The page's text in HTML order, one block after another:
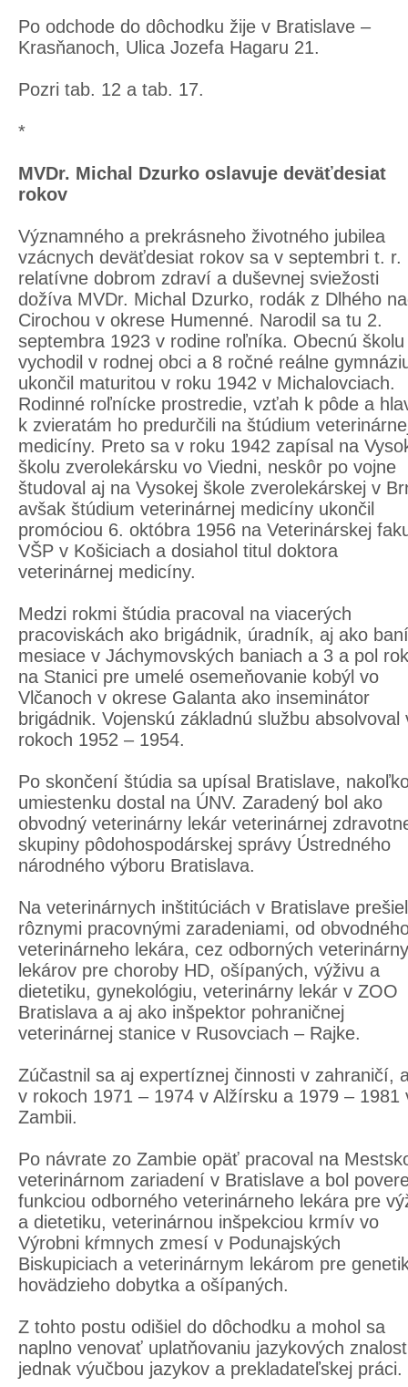
Po odchode do dôchodku žije v Bratislave –
Krasňanoch, Ulica Jozefa Hagaru 21.
Pozri tab. 12 a tab. 17.
*
MVDr. Michal Dzurko oslavuje deväťdesiat
rokov
Významného a prekrásneho životného jubilea
vzácnych deväťdesiat rokov sa v septembri t. r.
relatívne dobrom zdraví a duševnej sviežosti
dožíva MVDr. Michal Dzurko, rodák z Dlhého
Cirochou v okrese Humenné. Narodil sa tu 2.
septembra 1923 v rodine roľníka. Obecnú školu
vychodil v rodnej obci a 8 ročné reálne
ukončil maturitou v roku 1942 v Michalovciach.
Rodinné roľnícke prostredie, vzťah k pôde a
k zvieratám ho predurčili na štúdium
medicíny. Preto sa v roku 1942 zapísal na
školu zverolekársku vo Viedni, neskôr po vojne
študoval aj na Vysokej škole zverolekárskej v
avšak štúdium veterinárnej medicíny ukončil
promóciou 6. októbra 1956 na Veterinárskej
VŠP v Košiciach a dosiahol titul doktora
veterinárnej medicíny.
Medzi rokmi štúdia pracoval na viacerých
pracoviskách ako brigádnik, úradník, aj ako
mesiace v Jáchymovských baniach a 3 a pol
na Stanici pre umelé osemeňovanie kobýl vo
Vlčanoch v okrese Galanta ako inseminátor
brigádnik. Vojenskú základnú službu absolvoval
rokoch 1952 – 1954.
Po skončení štúdia sa upísal Bratislave,
umiestenku dostal na ÚNV. Zaradený bol ako
obvodný veterinárny lekár veterinárnej
skupiny pôdohospodárskej správy Ústredného
národného výboru Bratislava.
Na veterinárnych inštitúciách v Bratislave prešiel
rôznymi pracovnými zaradeniami, od
veterinárneho lekára, cez odborných
lekárov pre choroby HD, ošípaných, výživu a
dietetiku, gynekológiu, veterinárny lekár v ZOO
Bratislava a aj ako inšpektor pohraničnej
veterinárnej stanice v Rusovciach – Rajke.
Zúčastnil sa aj expertíznej činnosti v zahraničí,
v rokoch 1971 – 1974 v Alžírsku a 1979 – 1981
Zambii.
Po návrate zo Zambie opäť pracoval na
veterinárnom zariadení v Bratislave a bol
funkciou odborného veterinárneho lekára pre
a dietetiku, veterinárnou inšpekciou krmív vo
Výrobni kŕmnych zmesí v Podunajských
Biskupiciach a veterinárnym lekárom pre
hovädzieho dobytka a ošípaných.
Z tohto postu odišiel do dôchodku a mohol sa
naplno venovať uplatňovaniu jazykových
jednak výučbou jazykov a prekladateľskej práci.